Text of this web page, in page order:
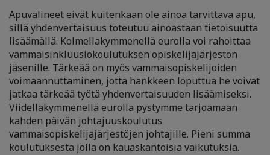
Apuvälineet eivät kuitenkaan ole ainoa tarvittava apu,
sillä yhdenvertaisuus toteutuu ainoastaan tietoisuutta
lisäämällä. Kolmellakymmenellä eurolla voi rahoittaa
vammaisinkluusiokoulutuksen opiskelijajärjestön
jäsenille. Tärkeää on myös vammaisopiskelijoiden
voimaannuttaminen, jotta hankkeen loputtua he voivat
jatkaa tärkeää työtä yhdenvertaisuuden lisäämiseksi.
Viidelläkymmenellä eurolla pystymme tarjoamaan
kahden päivän johtajuuskoulutus
vammaisopiskelijajärjestöjen johtajille. Pieni summa
koulutuksesta jolla on kauaskantoisia vaikutuksia.